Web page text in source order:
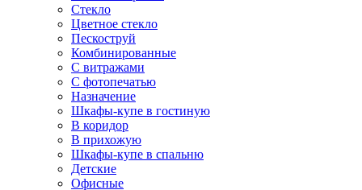
Стекло
Цветное стекло
Пескоструй
Комбинированные
С витражами
С фотопечатью
Назначение
Шкафы-купе в гостиную
В коридор
В прихожую
Шкафы-купе в спальню
Детские
Офисные